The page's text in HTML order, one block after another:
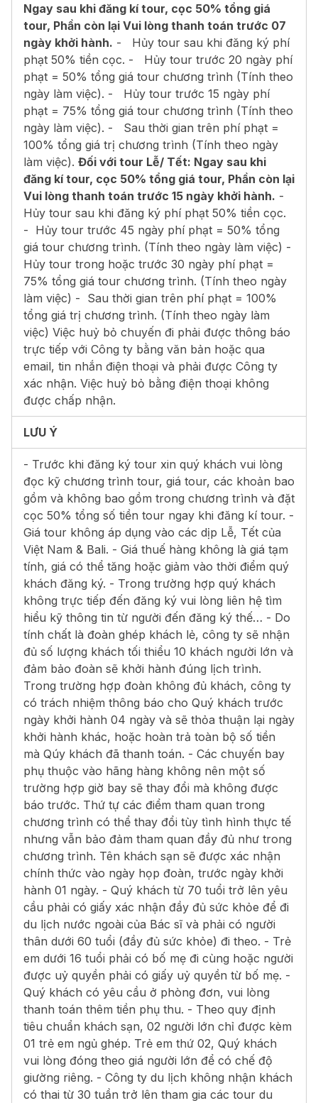
Ngay sau khi đăng kí tour, cọc 50% tổng giá
tour, Phần còn lại Vui lòng thanh toán trước 07
ngày khởi hành. - Hủy tour sau khi đăng ký phí
phạt 50% tiền cọc. - Hủy tour trước 20 ngày phí
phạt = 50% tổng giá tour chương trình (Tính theo
ngày làm việc). - Hủy tour trước 15 ngày phí
phạt = 75% tổng giá tour chương trình (Tính theo
ngày làm việc). - Sau thời gian trên phí phạt =
100% tổng giá trị chương trình (Tính theo ngày
làm việc). Đối với tour Lễ/ Tết: Ngay sau khi
đăng kí tour, cọc 50% tổng giá tour, Phần còn lại
Vui lòng thanh toán trước 15 ngày khởi hành. -
Hủy tour sau khi đăng ký phí phạt 50% tiền cọc.
- Hủy tour trước 45 ngày phí phạt = 50% tổng
giá tour chương trình. (Tính theo ngày làm việc) -
Hủy tour trong hoặc trước 30 ngày phí phạt =
75% tổng giá tour chương trình. (Tính theo ngày
làm việc) - Sau thời gian trên phí phạt = 100%
tổng giá trị chương trình. (Tính theo ngày làm
việc) Việc huỷ bỏ chuyến đi phải được thông báo
trực tiếp với Công ty bằng văn bản hoặc qua
email, tin nhắn điện thoại và phải được Công ty
xác nhận. Việc huỷ bỏ bằng điện thoại không
được chấp nhận.
LƯU Ý
- Trước khi đăng ký tour xin quý khách vui lòng
đọc kỹ chương trình tour, giá tour, các khoản bao
gồm và không bao gồm trong chương trình và đặt
cọc 50% tổng số tiền tour ngay khi đăng kí tour. -
Giá tour không áp dụng vào các dịp Lễ, Tết của
Việt Nam & Bali. - Giá thuế hàng không là giá tạm
tính, giá có thể tăng hoặc giảm vào thời điểm quý
khách đăng ký. - Trong trường hợp quý khách
không trực tiếp đến đăng ký vui lòng liên hệ tìm
hiểu kỹ thông tin từ người đến đăng ký thế… - Do
tính chất là đoàn ghép khách lẻ, công ty sẽ nhận
đủ số lượng khách tối thiểu 10 khách người lớn và
đảm bảo đoàn sẽ khởi hành đúng lịch trình.
Trong trường hợp đoàn không đủ khách, công ty
có trách nhiệm thông báo cho Quý khách trước
ngày khởi hành 04 ngày và sẽ thỏa thuận lại ngày
khởi hành khác, hoặc hoàn trả toàn bộ số tiền
mà Qúy khách đã thanh toán. - Các chuyến bay
phụ thuộc vào hãng hàng không nên một số
trường hợp giờ bay sẽ thay đổi mà không được
báo trước. Thứ tự các điểm tham quan trong
chương trình có thể thay đổi tùy tình hình thực tế
nhưng vẫn bảo đảm tham quan đầy đủ như trong
chương trình. Tên khách sạn sẽ được xác nhận
chính thức vào ngày họp đoàn, trước ngày khởi
hành 01 ngày. - Quý khách từ 70 tuổi trở lên yêu
cầu phải có giấy xác nhận đầy đủ sức khỏe để đi
du lịch nước ngoài của Bác sĩ và phải có người
thân dưới 60 tuổi (đầy đủ sức khỏe) đi theo. - Trẻ
em dưới 16 tuổi phải có bố mẹ đi cùng hoặc người
được uỷ quyền phải có giấy uỷ quyền từ bố mẹ. -
Quý khách có yêu cầu ở phòng đơn, vui lòng
thanh toán thêm tiền phụ thu. - Theo quy định
tiêu chuẩn khách sạn, 02 người lớn chỉ được kèm
01 trẻ em ngủ ghép. Trẻ em thứ 02, Quý khách
vui lòng đóng theo giá người lớn để có chế độ
giường riêng. - Công ty du lịch không nhận khách
có thai từ 30 tuần trở lên tham gia các tour du